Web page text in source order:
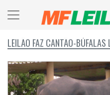
LEILÃO FAZ CANTÃO-BÚFALAS